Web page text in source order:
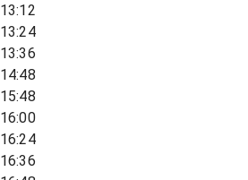
13:12
13:24
13:36
14:48
15:48
16:00
16:24
16:36